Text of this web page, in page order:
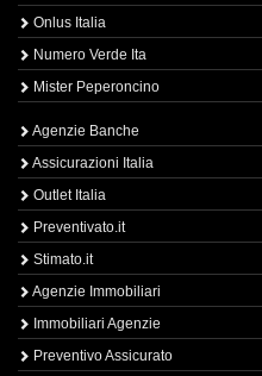
Onlus Italia
Numero Verde Ita
Mister Peperoncino
Agenzie Banche
Assicurazioni Italia
Outlet Italia
Preventivato.it
Stimato.it
Agenzie Immobiliari
Immobiliari Agenzie
Preventivo Assicurato